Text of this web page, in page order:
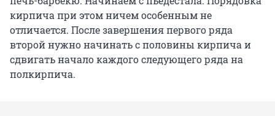
кирпича при этом ничем особенным не
отличается. После завершения первого ряда
второй нужно начинать с половины кирпича и
сдвигать начало каждого следующего ряда на
полкирпича.